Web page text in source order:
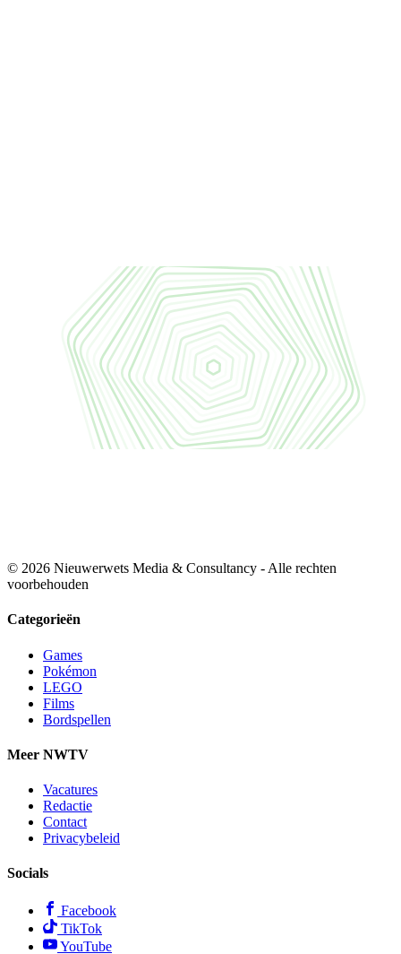
© 2026 Nieuwerwets Media & Consultancy - Alle rechten
voorbehouden
Categorieën
Games
Pokémon
LEGO
Films
Bordspellen
Meer NWTV
Vacatures
Redactie
Contact
Privacybeleid
Socials
Facebook
TikTok
YouTube